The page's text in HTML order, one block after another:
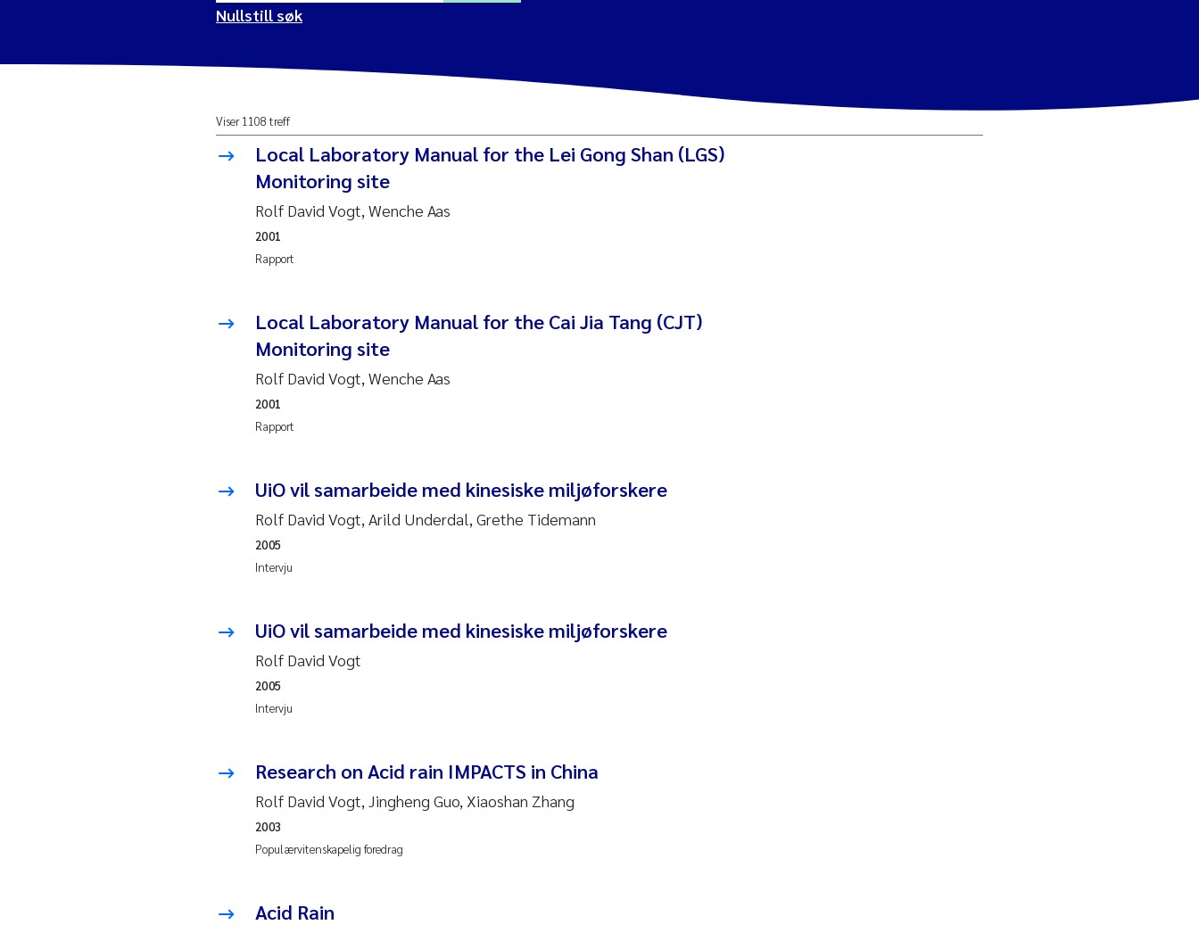
2025
2024
2023
2022
2021
2020
2019
2017
2016
2014
2013
2011
2009
2008
Yan Lin
Kristina Øie Kvile
Areti Balkoni
Charles Patrick Lavin
Eirin Aasland
Aase Jeanette Kvanneid
Paul Ragnar Berg
Christian Vogelsang
Rolf David Vogt
Marta Moyano
Nullstill søk
Viser 1108 treff
Local Laboratory Manual for the Lei Gong Shan (LGS)
Monitoring site
Rolf David Vogt, Wenche Aas
Rapport
2001
Local Laboratory Manual for the Cai Jia Tang (CJT)
Monitoring site
Rolf David Vogt, Wenche Aas
Rapport
2001
UiO vil samarbeide med kinesiske miljøforskere
Rolf David Vogt, Arild Underdal, Grethe Tidemann
Intervju
2005
UiO vil samarbeide med kinesiske miljøforskere
Rolf David Vogt
Intervju
2005
Research on Acid rain IMPACTS in China
Rolf David Vogt, Jingheng Guo, Xiaoshan Zhang
Populærvitenskapelig foredrag
2003
Acid Rain